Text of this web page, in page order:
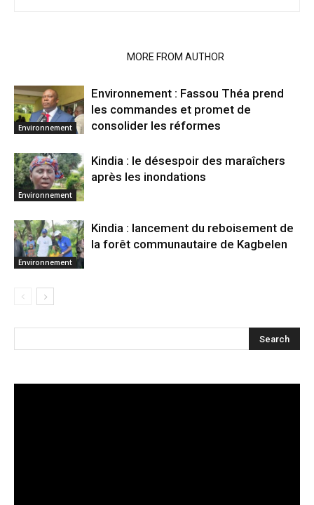
MORE FROM AUTHOR
Environnement
Environnement : Fassou Théa prend
les commandes et promet de
consolider les réformes
Environnement
Kindia : le désespoir des maraîchers
après les inondations
Environnement
Kindia : lancement du reboisement de
la forêt communautaire de Kagbelen